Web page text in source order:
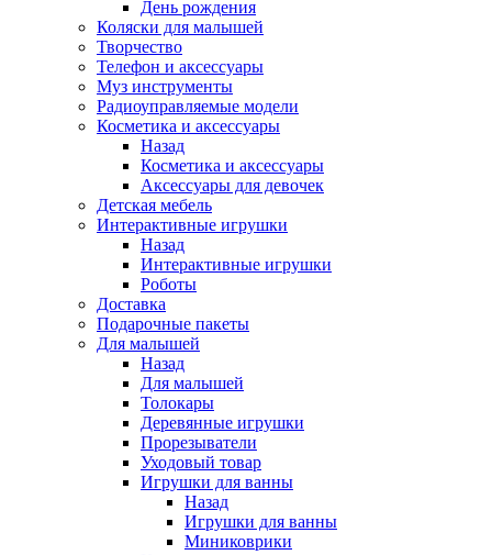
День рождения
Коляски для малышей
Творчество
Телефон и аксессуары
Муз инструменты
Радиоуправляемые модели
Косметика и аксессуары
Назад
Косметика и аксессуары
Аксессуары для девочек
Детская мебель
Интерактивные игрушки
Назад
Интерактивные игрушки
Роботы
Доставка
Подарочные пакеты
Для малышей
Назад
Для малышей
Толокары
Деревянные игрушки
Прорезыватели
Уходовый товар
Игрушки для ванны
Назад
Игрушки для ванны
Миниковрики